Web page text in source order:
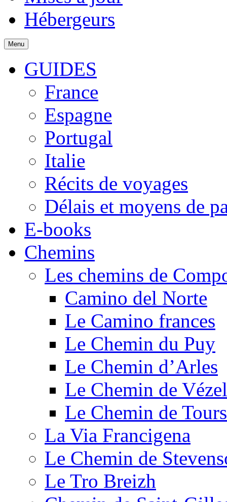
Hébergeurs
Menu
GUIDES
France
Espagne
Portugal
Italie
Récits de voyages
Délais et moyens de
E-books
Chemins
Les chemins de
Camino del Norte
Le Camino frances
Le Chemin du Puy
Le Chemin d’Arles
Le Chemin de
Le Chemin de Tours
La Via Francigena
Le Chemin de
Le Tro Breizh